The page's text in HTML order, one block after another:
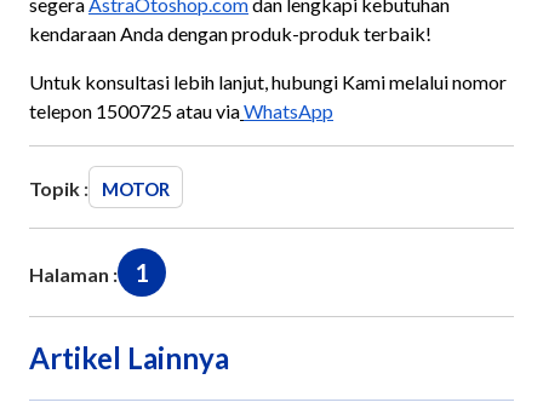
segeraAstraOtoshop.comdan lengkapi kebutuhan
kendaraan Anda dengan produk-produk terbaik!
Untuk konsultasi lebih lanjut, hubungi Kami melalui nomor
telepon 1500725 atau viaWhatsApp
Topik : MOTOR
Halaman : 1
Artikel Lainnya